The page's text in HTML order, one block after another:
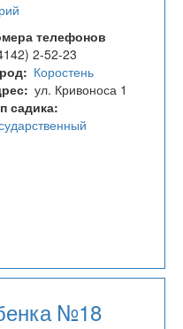
телефонов
2-52-23
Коростень
ул. Кривоноса 1
садика
№18